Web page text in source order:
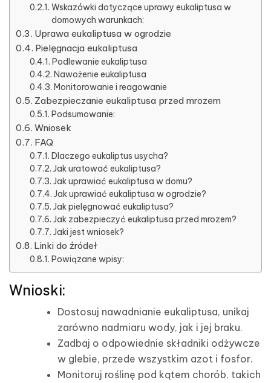
Wskazówki dotyczące uprawy eukaliptusa w
domowych warunkach:
Uprawa eukaliptusa w ogrodzie
Pielęgnacja eukaliptusa
Podlewanie eukaliptusa
Nawożenie eukaliptusa
Monitorowanie i reagowanie
Zabezpieczanie eukaliptusa przed mrozem
Podsumowanie:
Wniosek
FAQ
Dlaczego eukaliptus usycha?
Jak uratować eukaliptusa?
Jak uprawiać eukaliptusa w domu?
Jak uprawiać eukaliptusa w ogrodzie?
Jak pielęgnować eukaliptusa?
Jak zabezpieczyć eukaliptusa przed mrozem?
Jaki jest wniosek?
Linki do źródeł
Powiązane wpisy:
Wnioski:
Dostosuj nawadnianie eukaliptusa, unikaj
zarówno nadmiaru wody, jak i jej braku.
Zadbaj o odpowiednie składniki odżywcze
w glebie, przede wszystkim azot i fosfor.
Monitoruj roślinę pod kątem chorób, takich